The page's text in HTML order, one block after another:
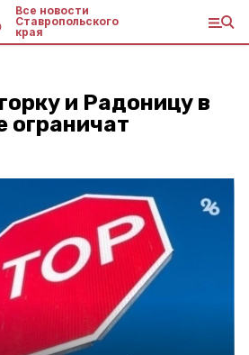
Все новости
Ставропольского
края
и Радоницу в
ограничат